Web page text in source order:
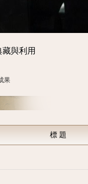
藏與利用
果
標 題